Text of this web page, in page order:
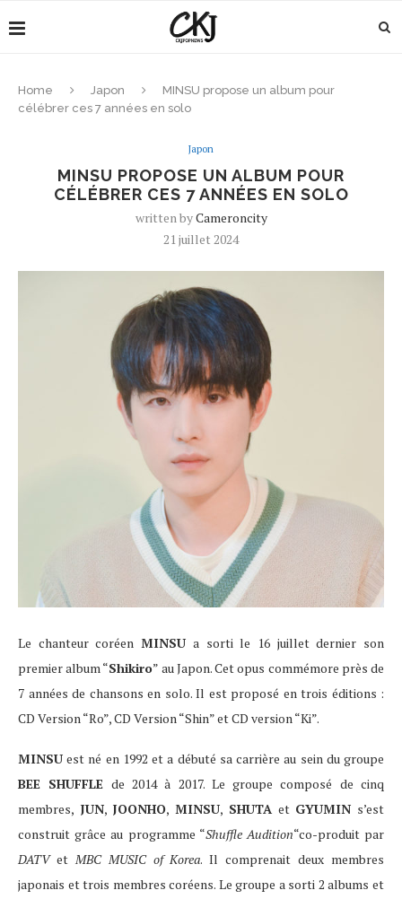
Home Japon
MINSU propose un album pour
célébrer ces 7 années en solo
Japon
MINSU PROPOSE UN ALBUM POUR
CÉLÉBRER CES 7 ANNÉES EN SOLO
written byCameroncity
21 juillet 2024
Le chanteur coréenMINSU a sorti le 16 juillet dernier son
premier album “Shikiro” au Japon. Cet opus commémore près de
7 années de chansons en solo. Il est proposé en trois éditions :
CD Version “Ro”, CD Version “Shin” et CD version “Ki”.
MINSU est né en 1992 et a débuté sa carrière au sein du groupe
BEE SHUFFLE de 2014 à 2017. Le groupe composé de cinq
membres, JUN, JOONHO,MINSU, SHUTAet GYUMIN s’est
construit grâce au programme “Shuffle Audition“co-produit par
DATVet MBC MUSIC of Korea. Il comprenait deux membres
japonais et trois membres coréens. Le groupe a sorti 2 albums et